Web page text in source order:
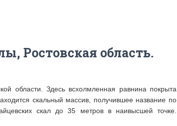
Ростовская область.
области. Здесь всхолмленная равнина покрыта
скальный массив, получившее название по
скал до 35 метров в наивысшей точке.